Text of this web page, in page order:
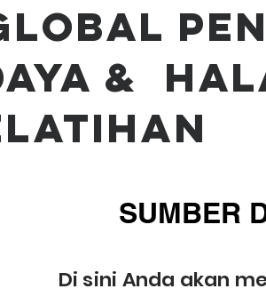
&
SUMBER
Di sini Anda akan